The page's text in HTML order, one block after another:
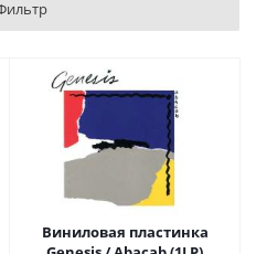
Виниловая пластинка